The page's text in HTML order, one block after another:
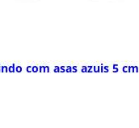
com asas azuis 5 cm